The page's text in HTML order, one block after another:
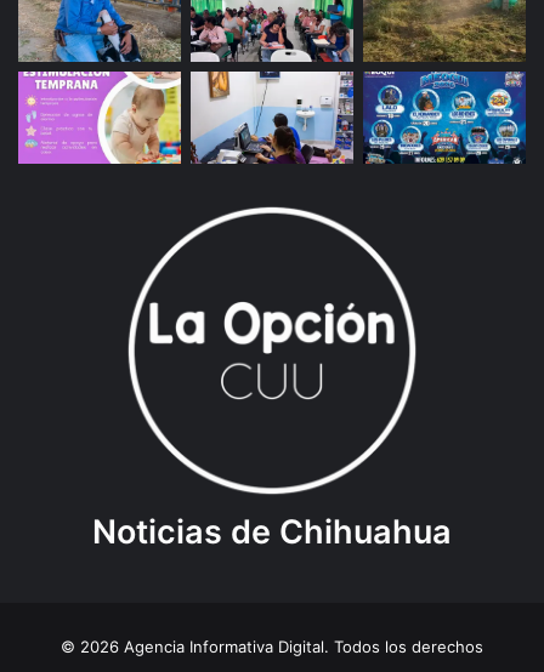
Noticias de Chihuahua
© 2026 Agencia Informativa Digital. Todos los derechos